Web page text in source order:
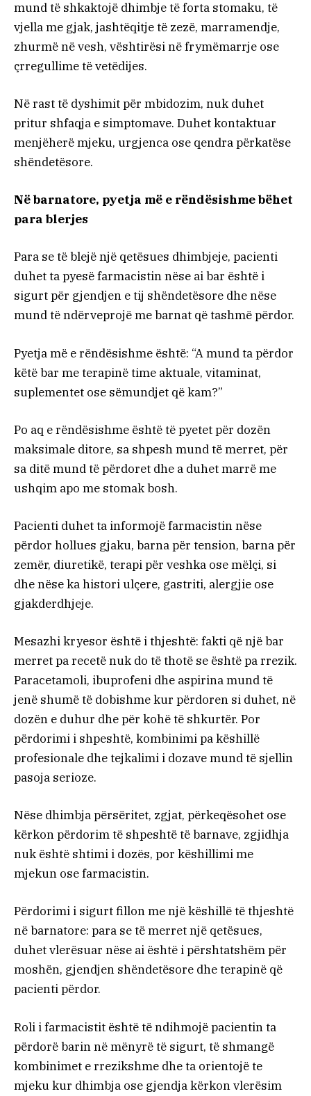
mund të shkaktojë dhimbje të forta stomaku, të
vjella me gjak, jashtëqitje të zezë, marramendje,
zhurmë në vesh, vështirësi në frymëmarrje ose
çrregullime të vetëdijes.
Në rast të dyshimit për mbidozim, nuk duhet
pritur shfaqja e simptomave. Duhet kontaktuar
menjëherë mjeku, urgjenca ose qendra përkatëse
shëndetësore.
Në barnatore, pyetja më e rëndësishme bëhet
para blerjes
Para se të blejë një qetësues dhimbjeje, pacienti
duhet ta pyesë farmacistin nëse ai bar është i
sigurt për gjendjen e tij shëndetësore dhe nëse
mund të ndërveprojë me barnat që tashmë përdor.
Pyetja më e rëndësishme është: “A mund ta përdor
këtë bar me terapinë time aktuale, vitaminat,
suplementet ose sëmundjet që kam?”
Po aq e rëndësishme është të pyetet për dozën
maksimale ditore, sa shpesh mund të merret, për
sa ditë mund të përdoret dhe a duhet marrë me
ushqim apo me stomak bosh.
Pacienti duhet ta informojë farmacistin nëse
përdor hollues gjaku, barna për tension, barna për
zemër, diuretikë, terapi për veshka ose mëlçi, si
dhe nëse ka histori ulçere, gastriti, alergjie ose
gjakderdhjeje.
Mesazhi kryesor është i thjeshtë: fakti që një bar
merret pa recetë nuk do të thotë se është pa rrezik.
Paracetamoli, ibuprofeni dhe aspirina mund të
jenë shumë të dobishme kur përdoren si duhet, në
dozën e duhur dhe për kohë të shkurtër. Por
përdorimi i shpeshtë, kombinimi pa këshillë
profesionale dhe tejkalimi i dozave mund të sjellin
pasoja serioze.
Nëse dhimbja përsëritet, zgjat, përkeqësohet ose
kërkon përdorim të shpeshtë të barnave, zgjidhja
nuk është shtimi i dozës, por këshillimi me
mjekun ose farmacistin.
Përdorimi i sigurt fillon me një këshillë të thjeshtë
në barnatore: para se të merret një qetësues,
duhet vlerësuar nëse ai është i përshtatshëm për
moshën, gjendjen shëndetësore dhe terapinë që
pacienti përdor.
Roli i farmacistit është të ndihmojë pacientin ta
përdorë barin në mënyrë të sigurt, të shmangë
kombinimet e rrezikshme dhe ta orientojë te
mjeku kur dhimbja ose gjendja kërkon vlerësim